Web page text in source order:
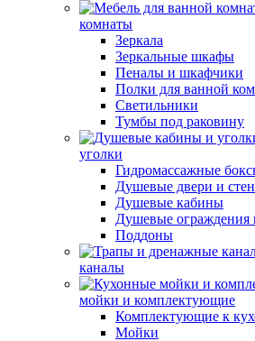
комнаты
Зеркала
Зеркальные шкафы
Пеналы и шкафчики
Полки для ванной
Светильники
Тумбы под раковину
уголки
Гидромассажные
Душевые двери и
Душевые кабины
Душевые ограждения
Поддоны
каналы
мойки и комплектующие
Комплектующие к
Мойки